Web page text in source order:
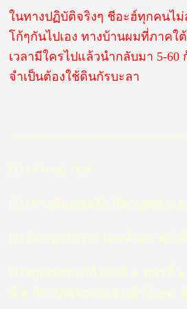
ในทางปฏิบัติจริงๆ ชีอะฮ์ทุกคนไ
โก้ๆกันไปเอง ทางบ้านผมที่ภาค
เวลามีใครไปแล้วนำกลับมา 5-
จำเป็นต้องใช้ดินกัรบะลา
[1] เราะอฺดุ /๑๕
[2] เซาะฮียฺ บุคอรียฺ กิตาบุซเซาะ
[3] บิฮารุลอันวาร เล่มที่ ๘๕ หน้
[4] ซุนันบัยฮะกีย์ เล่มที่ ๑ หน้าที่
ที่ ๑ กิตาบุซเซาะลาฮฺ หน้าที่ ๙๑